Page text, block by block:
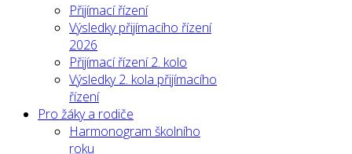
Přijímací řízení
Výsledky přijímacího řízení
2026
Přijímací řízení 2. kolo
Výsledky 2. kola přijímacího
řízení
Pro žáky a rodiče
Harmonogram školního
roku